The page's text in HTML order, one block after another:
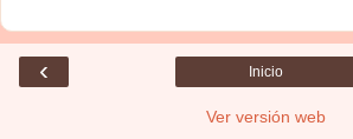
‹ Inicio
Ver versión web